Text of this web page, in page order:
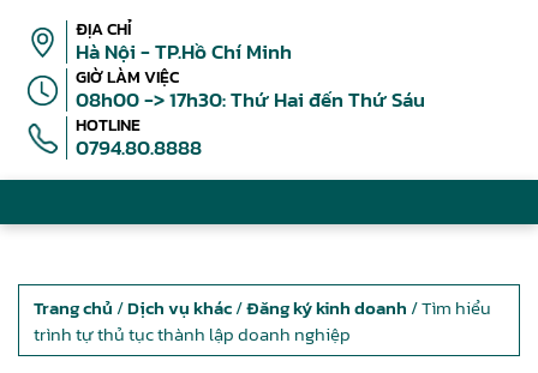
ĐỊA CHỈ
Hà Nội - TP.Hồ Chí Minh
GIỜ LÀM VIỆC
08h00 -> 17h30: Thứ Hai đến Thứ Sáu
HOTLINE
0794.80.8888
Trang chủ /Dịch vụ khác/Đăng ký kinh doanh / Tìm hiểu
trình tự thủ tục thành lập doanh nghiệp